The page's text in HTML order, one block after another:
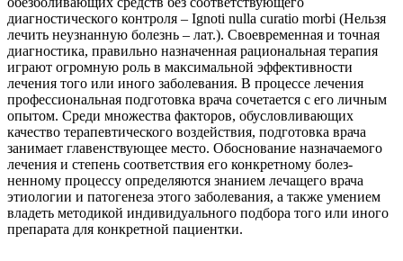
диагностического контроля – Ignoti nulla curatio morbi (Нельзя
лечить неузнанную болезнь – лат.). Своевременная и точная
диагностика, правильно назначенная рациональная терапия
играют огромную роль в максимальной эффективности
лечения того или иного заболевания. В процессе лечения
профессиональная подготовка врача сочетается с его личным
опытом. Среди множества факторов, обусловливающих
качество терапевтического воздействия, подготовка врача
занимает главенствующее место. Обоснование назначаемого
лечения и степень соответствия его конкретному болез-
ненному процессу определяются знанием лечащего врача
этиологии и патогенеза этого заболевания, а также умением
владеть методикой индивидуального подбора того или иного
препарата для конкретной пациентки.